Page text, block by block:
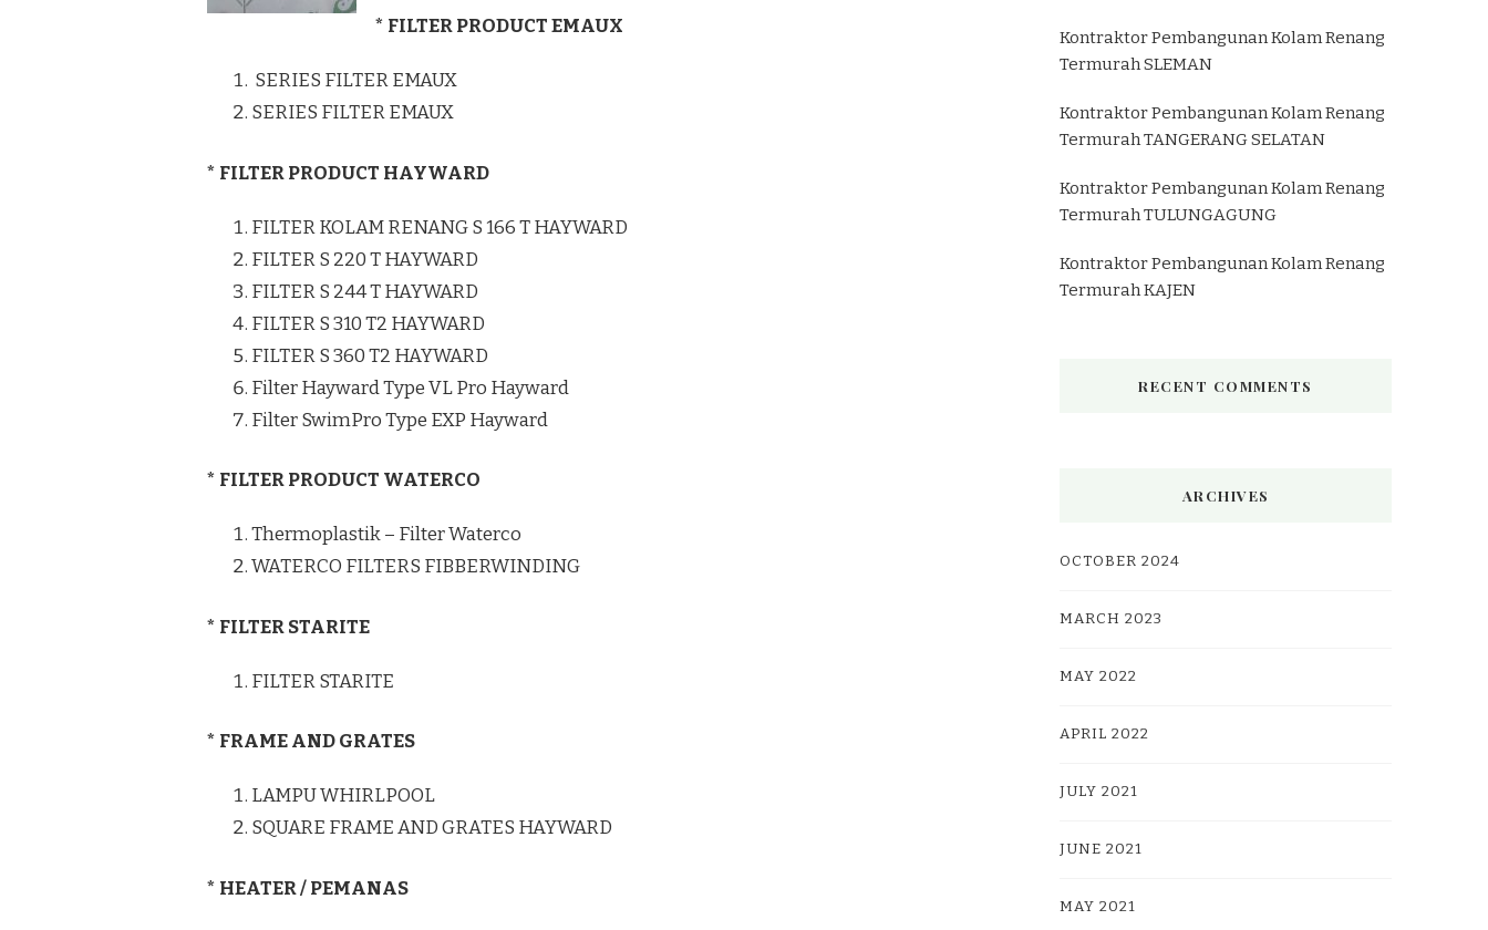
* FILTER PRODUCT EMAUX
SERIES FILTER EMAUX
SERIES FILTER EMAUX
* FILTER PRODUCT HAYWARD
FILTER KOLAM RENANG S 166 T HAYWARD
FILTER S 220 T HAYWARD
FILTER S 244 T HAYWARD
FILTER S 310 T2 HAYWARD
FILTER S 360 T2 HAYWARD
Filter Hayward Type VL Pro Hayward
Filter SwimPro Type EXP Hayward
* FILTER PRODUCT WATERCO
Thermoplastik – Filter Waterco
WATERCO FILTERS FIBBERWINDING
* FILTER STARITE
FILTER STARITE
* FRAME AND GRATES
LAMPU WHIRLPOOL
SQUARE FRAME AND GRATES HAYWARD
* HEATER / PEMANAS
Kontraktor Pembangunan Kolam Renang
Termurah SLEMAN
Kontraktor Pembangunan Kolam Renang
Termurah TANGERANG SELATAN
Kontraktor Pembangunan Kolam Renang
Termurah TULUNGAGUNG
Kontraktor Pembangunan Kolam Renang
Termurah KAJEN
RECENT COMMENTS
ARCHIVES
OCTOBER 2024
MARCH 2023
MAY 2022
APRIL 2022
JULY 2021
JUNE 2021
MAY 2021